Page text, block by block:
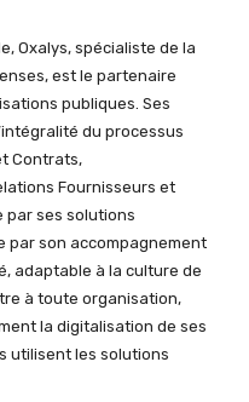
Oxalys, spécialiste de la
est le partenaire
publiques. Ses
du processus
Contrats,
Fournisseurs et
par ses solutions
par son accompagnement
adaptable à la culture de
à toute organisation,
la digitalisation de ses
utilisent les solutions